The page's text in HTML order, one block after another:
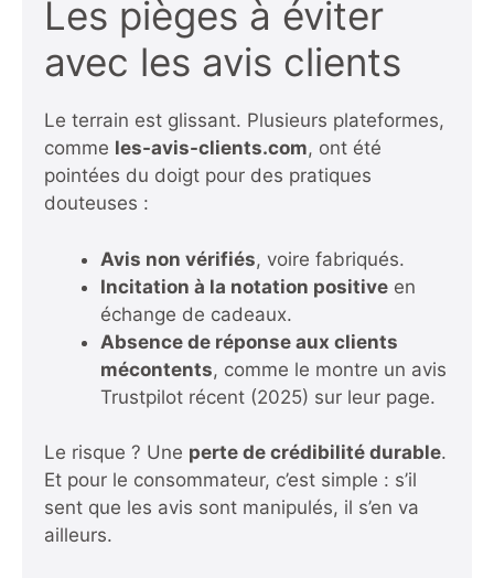
Les pièges à éviter
avec les avis clients
Le terrain est glissant. Plusieurs plateformes,
comme les-avis-clients.com, ont été
pointées du doigt pour des pratiques
douteuses :
Avis non vérifiés, voire fabriqués.
Incitation à la notation positive en
échange de cadeaux.
Absence de réponse aux clients
mécontents, comme le montre un avis
Trustpilot récent (2025) sur leur page.
Le risque ? Une perte de crédibilité durable.
Et pour le consommateur, c’est simple : s’il
sent que les avis sont manipulés, il s’en va
ailleurs.